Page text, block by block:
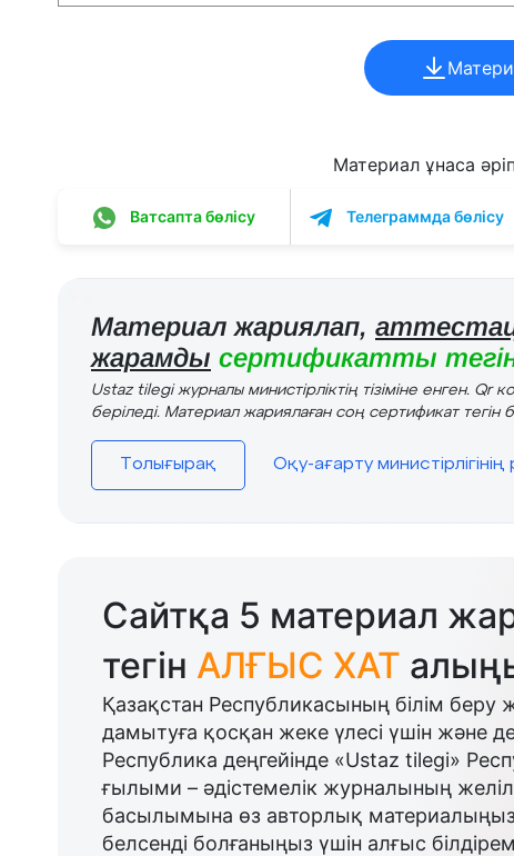
Материал ұнаса
Ватсапта бөлісу Телеграммда бөлісу
Материал жариялап,
жарамды сертификатты
Ustaz tilegi журналы министірліктің тізіміне енген. Qr
беріледі. Материал жариялаған соң сертификат тегін
Толығырақ Оқу-ағарту
Сайтқа 5 материал
тегін АЛҒЫС ХАТ
Қазақстан Республикасының білім беру
дамытуға қосқан жеке үлесі үшін және
Республика деңгейінде «Ustaz tilegi»
ғылыми – әдістемелік журналының
басылымына өз авторлық
белсенді болғаныңыз үшін алғыс